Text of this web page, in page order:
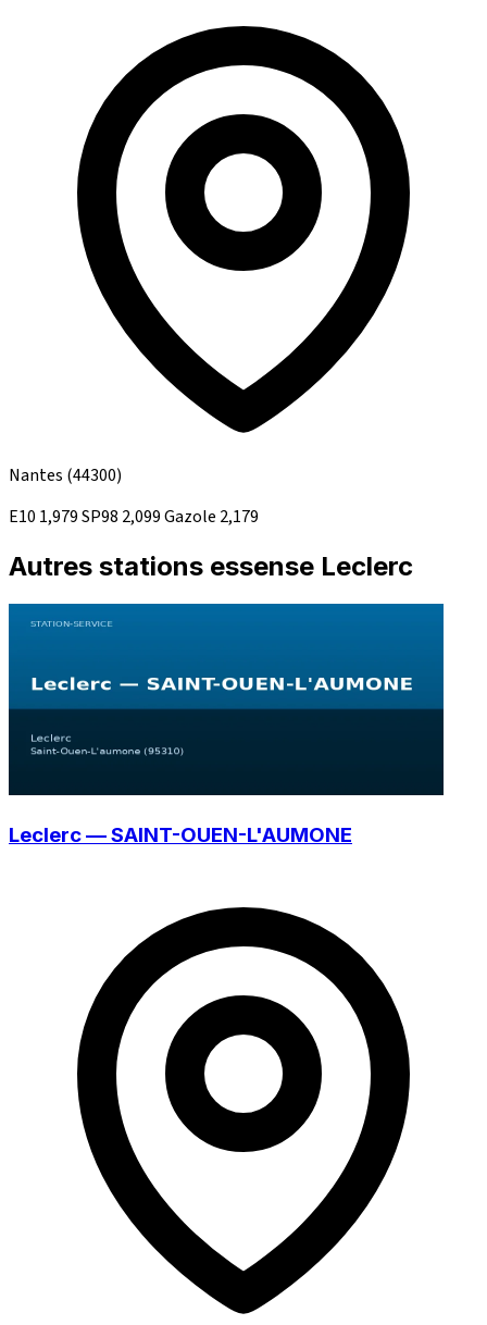
Nantes (44300)
E10 1,979SP98 2,099Gazole 2,179
Autres stations essense Leclerc
Leclerc — SAINT-OUEN-L'AUMONE